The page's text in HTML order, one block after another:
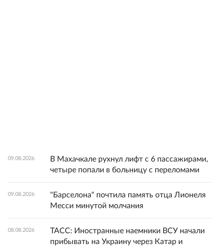
09.08.2026
В Махачкале рухнул лифт с 6 пассажирами,
четыре попали в больницу с переломами
09.08.2026
"Барселона" почтила память отца Лионеля
Месси минутой молчания
08.08.2026
ТАСС: Иностранные наемники ВСУ начали
прибывать на Украину через Катар и